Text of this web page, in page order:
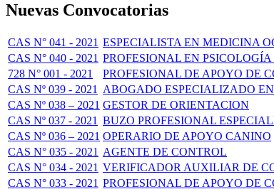
Nuevas Convocatorias
CAS N° 041 - 2021 ESPECIALISTA EN MEDICINA
CAS N° 040 - 2021 PROFESIONAL EN
728 N° 001 - 2021
PROFESIONAL DE APOYO DE
CAS Nº 039 - 2021
ABOGADO ESPECIALIZADO
CAS Nº 038 – 2021 GESTOR DE ORIENTACION
CAS Nº 037 - 2021 BUZO PROFESIONAL
CAS Nº 036 – 2021 OPERARIO DE APOYO CANINO
CAS N° 035 - 2021 AGENTE DE CONTROL
CAS N° 034 - 2021 VERIFICADOR AUXILIAR DE
CAS N° 033 - 2021 PROFESIONAL DE APOYO DE